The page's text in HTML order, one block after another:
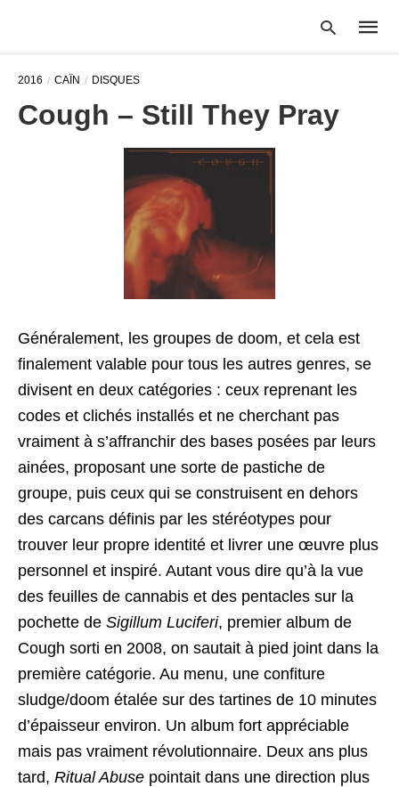
2016 CAÏN DISQUES
Cough – Still They Pray
Généralement, les groupes de doom, et cela est
finalement valable pour tous les autres genres, se
divisent en deux catégories : ceux reprenant les
codes et clichés installés et ne cherchant pas
vraiment à s’affranchir des bases posées par leurs
ainées, proposant une sorte de pastiche de
groupe, puis ceux qui se construisent en dehors
des carcans définis par les stéréotypes pour
trouver leur propre identité et livrer une œuvre plus
personnel et inspiré. Autant vous dire qu’à la vue
des feuilles de cannabis et des pentacles sur la
pochette de Sigillum Luciferi, premier album de
Cough sorti en 2008, on sautait à pied joint dans la
première catégorie. Au menu, une confiture
sludge/doom étalée sur des tartines de 10 minutes
d’épaisseur environ. Un album fort appréciable
mais pas vraiment révolutionnaire. Deux ans plus
tard, Ritual Abuse pointait dans une direction plus